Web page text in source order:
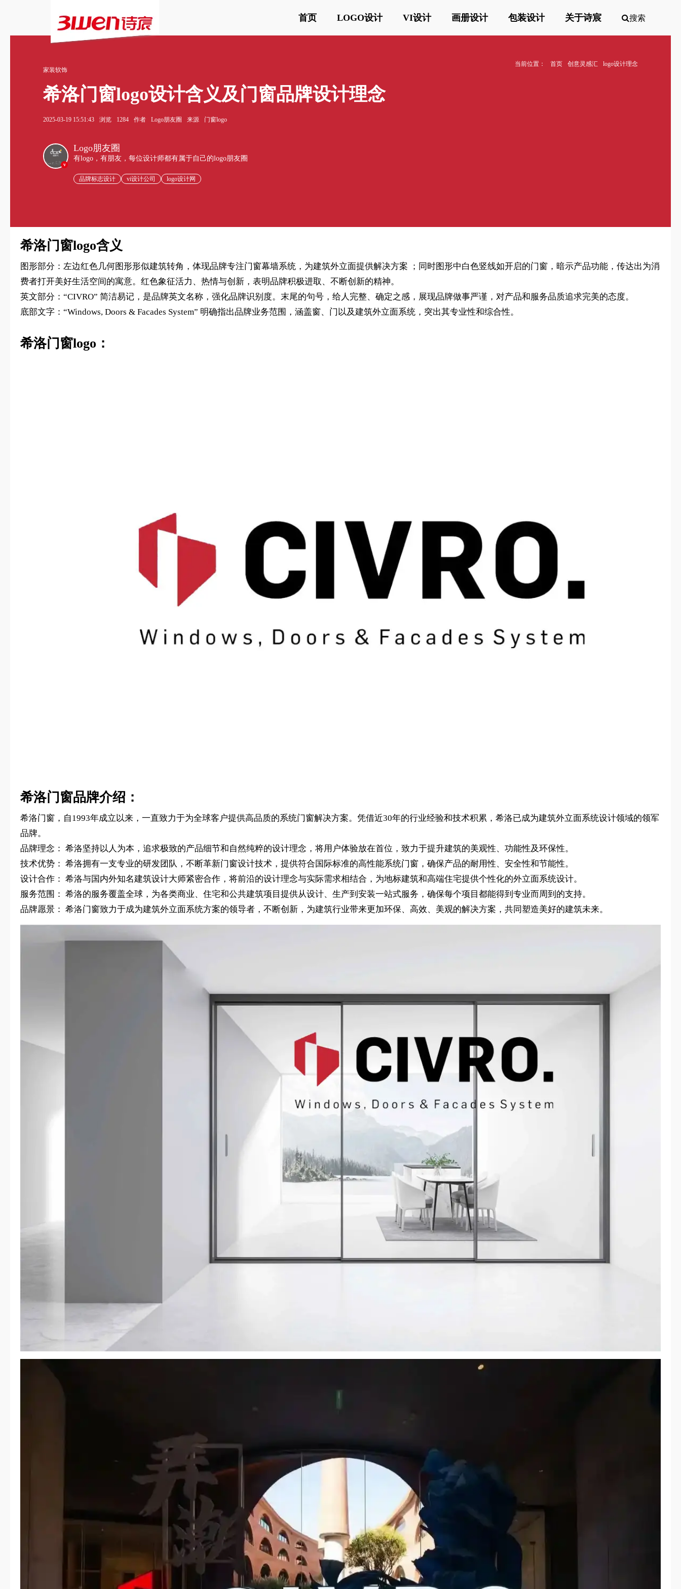
首页 LOGO设计 VI设计 画册设计 包装设计 关于诗宸 搜索
当前位置： 首页 创意灵感汇
logo设计理念
家装软饰
希洛门窗logo设计含义及门窗品牌设计理念
2025-03-19 15:51:43 浏览 1284 作者 Logo朋友圈 来源 门窗logo
v
Logo朋友圈
有logo，有朋友，每位设计师都有属于自己的logo朋友圈
品牌标志设计 vi设计公司 logo设计网
希洛门窗logo含义
图形部分：左边红色几何图形形似建筑转角，体现品牌专注门窗幕墙系统，为建筑外立面提供解决方案 ；同时图形中白色竖线如开启的门窗，暗示产品功能，传达出为消
费者打开美好生活空间的寓意。红色象征活力、热情与创新，表明品牌积极进取、不断创新的精神。
英文部分：“CIVRO” 简洁易记，是品牌英文名称，强化品牌识别度。末尾的句号，给人完整、确定之感，展现品牌做事严谨，对产品和服务品质追求完美的态度。
底部文字：“Windows, Doors & Facades System” 明确指出品牌业务范围，涵盖窗、门以及建筑外立面系统，突出其专业性和综合性。
希洛门窗logo：
希洛门窗品牌介绍：
希洛门窗，自1993年成立以来，一直致力于为全球客户提供高品质的系统门窗解决方案。凭借近30年的行业经验和技术积累，希洛已成为建筑外立面系统设计领域的领军
品牌。
品牌理念： 希洛坚持以人为本，追求极致的产品细节和自然纯粹的设计理念，将用户体验放在首位，致力于提升建筑的美观性、功能性及环保性。
技术优势： 希洛拥有一支专业的研发团队，不断革新门窗设计技术，提供符合国际标准的高性能系统门窗，确保产品的耐用性、安全性和节能性。
设计合作： 希洛与国内外知名建筑设计大师紧密合作，将前沿的设计理念与实际需求相结合，为地标建筑和高端住宅提供个性化的外立面系统设计。
服务范围： 希洛的服务覆盖全球，为各类商业、住宅和公共建筑项目提供从设计、生产到安装一站式服务，确保每个项目都能得到专业而周到的支持。
品牌愿景： 希洛门窗致力于成为建筑外立面系统方案的领导者，不断创新，为建筑行业带来更加环保、高效、美观的解决方案，共同塑造美好的建筑未来。